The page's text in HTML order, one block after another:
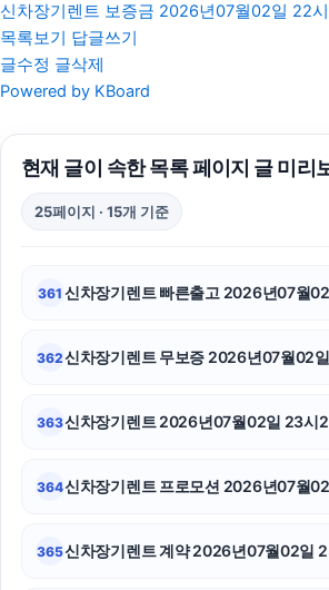
남양
서초
신차장기렌트 보증금 2026년07월02일 22
목록보기 답글쓰기
글수정 글삭제
Powered by KBoard
현재 글이 속한 목록 페이지 글 미리
25페이지 · 15개 기준
361 신차장기렌트 빠른출고 2026년07월
362신차장기렌트 무보증 2026년07월02
363신차장기렌트 2026년07월02일 23시
364신차장기렌트 프로모션 2026년07월
365신차장기렌트 계약 2026년07월02일